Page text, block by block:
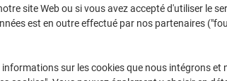
Quantité TVA excl.
Paquets
site Web ou si vous avez accepté d'utiliser le
est en outre effectué par nos partenaires
sur les cookies que nous intégrons et